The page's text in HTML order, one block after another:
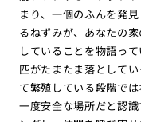
まり、一個のふんを発
るねずみが、あなたの
していることを物語っ
匹がたまたま落として
て繁殖している段階で
一度安全な場所だと認